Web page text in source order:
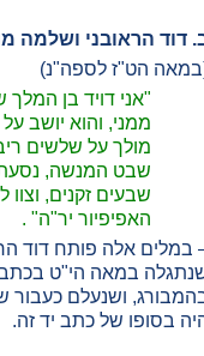
דוד הראובני ושלמה
הט"ז לספה"נ)
"אני דויד בן
ממני, והוא יושב
מולך על שלשים
שבט המנשה, נסעתי
שבעים זקנים,
האפיפיור יר"ה" .
במלים אלה פותח דוד
במאה הי"ט בכתב
ושנעלם כעבור
בסופו של כתב יד זה.